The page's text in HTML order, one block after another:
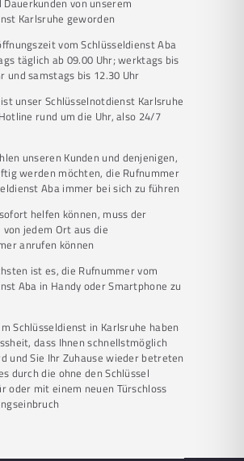
von unserem
Karlsruhe geworden
vom Schlüsseldienst Aba
täglich ab 09.00 Uhr; werktags bis
und samstags bis 12.30 Uhr
unser Schlüsselnotdienst Karlsruhe
rund um die Uhr, also 24/7
unseren Kunden und denjenigen,
werden möchten, die Rufnummer
Aba immer bei sich zu führen
helfen können, muss der
von jedem Ort aus die
anrufen können
ist es, die Rufnummer vom
Aba in Handy oder Smartphone zu
Schlüsseldienst in Karlsruhe haben
dass Ihnen schnellstmöglich
und Sie Ihr Zuhause wieder betreten
durch die ohne den Schlüssel
oder mit einem neuen Türschloss